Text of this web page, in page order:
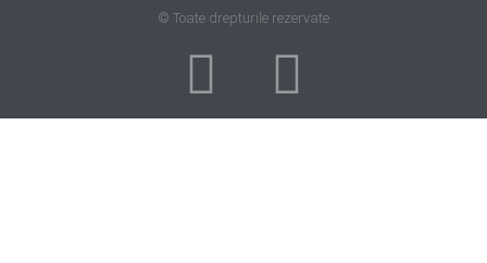
© Toate drepturile rezervate